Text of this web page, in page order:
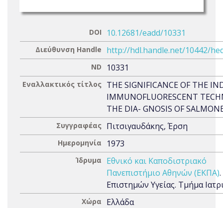
DOI 10.12681/eadd/10331
Διεύθυνση Handle http://hdl.handle.net/10442/
ND 10331
Εναλλακτικός τίτλος THE SIGNIFICANCE OF THE
IMMUNOFLUORESCENT
THE DIA- GNOSIS OF
Συγγραφέας Πιτσιγαυδάκης, Έρση
Ημερομηνία 1973
Ίδρυμα
Εθνικό και Καποδιστριακό
Πανεπιστήμιο Αθηνών (ΕΚΠΑ)
Επιστημών Υγείας. Τμήμα
Χώρα Ελλάδα